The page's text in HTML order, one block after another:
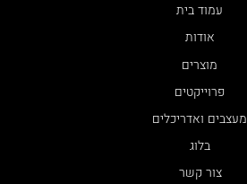
עמוד בית
אודות
מוצרים
פרוייקטים
מעצבים ואדריכלים
בלוג
צור קשר